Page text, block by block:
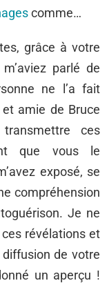
comme…
grâce à votre
parlé de
ne l’a fait
amie de Bruce
ces
que vous le
exposé, se
compréhension
Je ne
révélations et
de votre
un aperçu !